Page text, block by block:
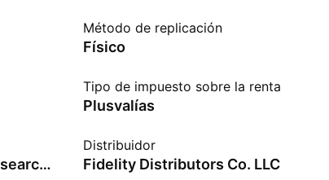
Método de replicación
Físico
Tipo de impuesto sobre la renta
Plusvalías
Fidelity Management & Research Co. LLC
Distribuidor
Fidelity Distributors Co. LLC